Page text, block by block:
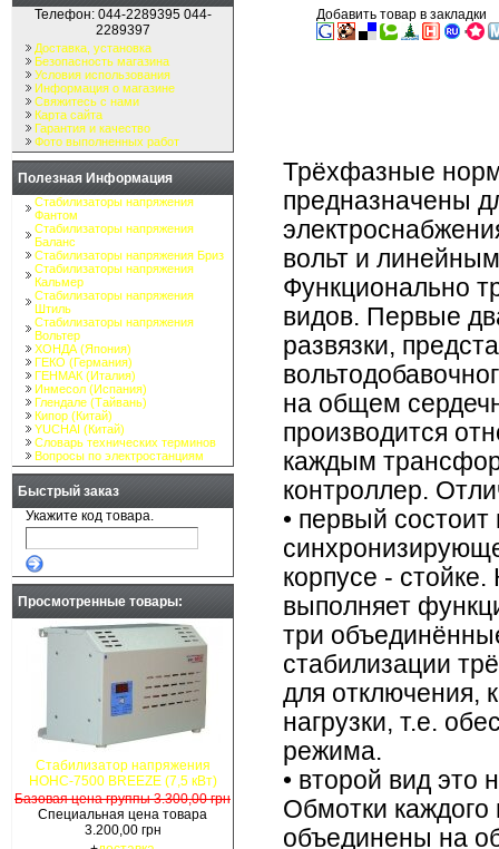
Добавить товар в закладки
'
Трёхфазные
предназначены
вольт и
Функционально
видов. Первые
развязки,
на общем
производится
каждым
контроллер.
• первый
корпусе -
выполняет
три
стабилизации
для отключения,
нагрузки, т.е.
режима.
• второй вид
Обмотки
объединены на
Телефон: 044-2289395 044-
2289397
Доставка, установка
Безопасность магазина
Условия использования
Информация о магазине
Свяжитесь с нами
Карта сайта
Гарантия и качество
Фото выполненных работ
Полезная Информация
Стабилизаторы напряжения
Фантом
Стабилизаторы напряжения
Баланс
Стабилизаторы напряжения Бриз
Стабилизаторы напряжения
Кальмер
Стабилизаторы напряжения
Штиль
Стабилизаторы напряжения
Вольтер
ХОНДА (Япония)
ГЕКО (Германия)
ГЕНМАК (Италия)
Инмесол (Испания)
Глендале (Тайвань)
Кипор (Китай)
YUCHAI (Китай)
Словарь технических терминов
Вопросы по электростанциям
Быстрый заказ
Укажите код товара.
Просмотренные товары:
Стабилизатор напряжения
НОНС-7500 BREEZE (7,5 кВт)
Базовая цена группы 3.300,00 грн
Специальная цена товара
3.200,00 грн